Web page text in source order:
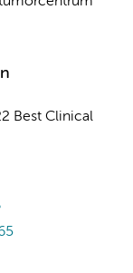
Best Clinical